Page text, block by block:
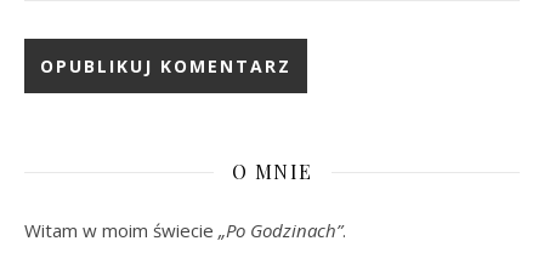
O MNIE
Witam w moim świecie „Po Godzinach”.